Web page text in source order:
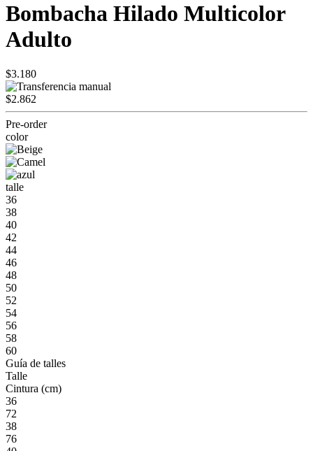
Bombacha Hilado Multicolor
Adulto
$3.180
$2.862
Pre-order
color
talle
36
38
40
42
44
46
48
50
52
54
56
58
60
Guía de talles
Talle
Cintura (cm)
36
72
38
76